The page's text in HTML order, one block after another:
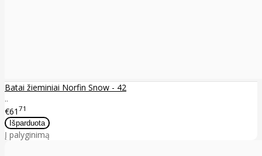
Batai žieminiai Norfin Snow - 42
..
€61 71
Į palyginimą